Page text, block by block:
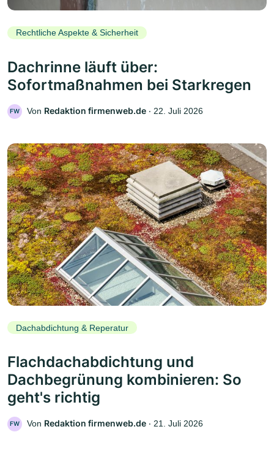
Rechtliche Aspekte & Sicherheit
Dachrinne läuft über:
Sofortmaßnahmen bei Starkregen
FW Von Redaktion firmenweb.de ‧ 22. Juli 2026
Dachabdichtung & Reperatur
Flachdachabdichtung und
Dachbegrünung kombinieren: So
geht's richtig
FW Von Redaktion firmenweb.de ‧ 21. Juli 2026